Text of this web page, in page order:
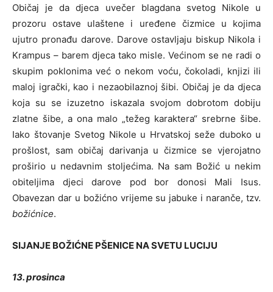
Običaj je da djeca uvečer blagdana svetog Nikole u
prozoru ostave ulaštene i uređene čizmice u kojima
ujutro pronađu darove. Darove ostavljaju biskup Nikola i
Krampus – barem djeca tako misle. Većinom se ne radi o
skupim poklonima već o nekom voću, čokoladi, knjizi ili
maloj igrački, kao i nezaobilaznoj šibi. Običaj je da djeca
koja su se izuzetno iskazala svojom dobrotom dobiju
zlatne šibe, a ona malo „težeg karaktera“ srebrne šibe.
Iako štovanje Svetog Nikole u Hrvatskoj seže duboko u
prošlost, sam običaj darivanja u čizmice se vjerojatno
proširio u nedavnim stoljećima. Na sam Božić u nekim
obiteljima djeci darove pod bor donosi Mali Isus.
Obavezan dar u božićno vrijeme su jabuke i naranče, tzv.
božićnice.
SIJANJE BOŽIĆNE PŠENICE NA SVETU LUCIJU
13. prosinca